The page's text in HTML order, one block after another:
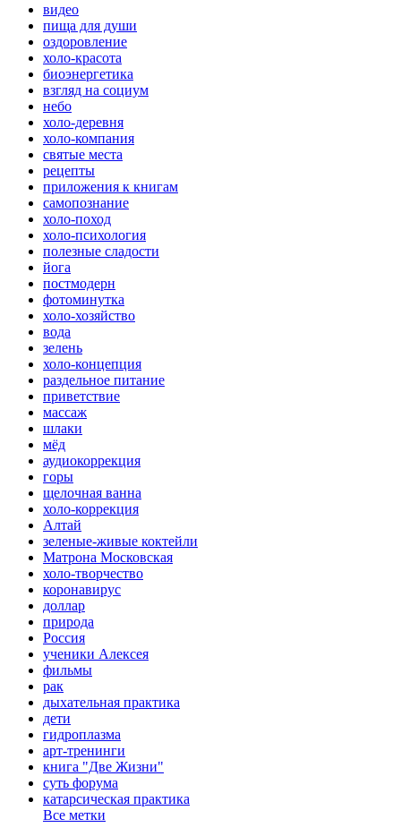
видео
пища для души
оздоровление
холо-красота
биоэнергетика
взгляд на социум
небо
холо-деревня
холо-компания
святые места
рецепты
приложения к книгам
самопознание
холо-поход
холо-психология
полезные сладости
йога
постмодерн
фотоминутка
холо-хозяйство
вода
зелень
холо-концепция
раздельное питание
приветствие
массаж
шлаки
мёд
аудиокоррекция
горы
щелочная ванна
холо-коррекция
Алтай
зеленые-живые коктейли
Матрона Московская
холо-творчество
коронавирус
доллар
природа
Россия
ученики Алексея
фильмы
рак
дыхательная практика
дети
гидроплазма
арт-тренинги
книга "Две Жизни"
суть форума
катарсическая практика
Все метки